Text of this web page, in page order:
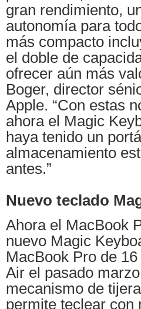
gran rendimiento,
autonomía para
más compacto
el doble de
ofrecer aún más
Boger, director
Apple. “Con estas
ahora el Magic
haya tenido un
almacenamiento
antes.”
Nuevo teclado
Ahora el MacBook
nuevo Magic
MacBook Pro de
Air el pasado
mecanismo de
permite teclear con